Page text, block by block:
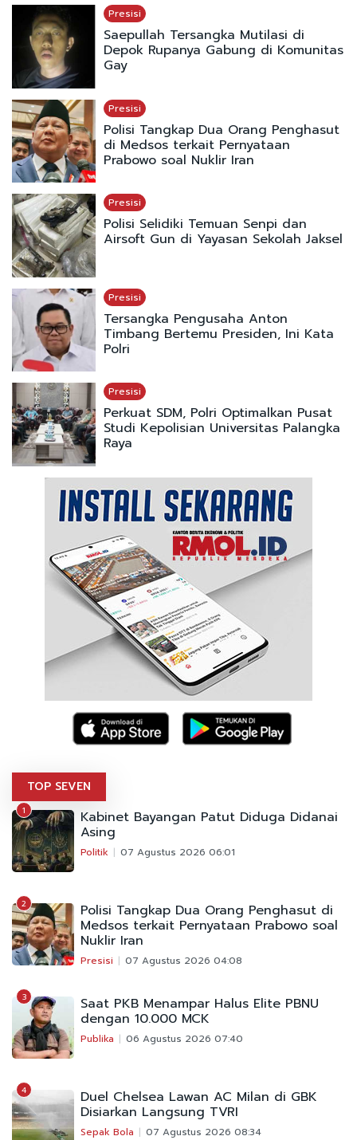
Presisi
Saepullah Tersangka Mutilasi di
Depok Rupanya Gabung di Komunitas
Gay
Presisi
Polisi Tangkap Dua Orang Penghasut
di Medsos terkait Pernyataan
Prabowo soal Nuklir Iran
Presisi
Polisi Selidiki Temuan Senpi dan
Airsoft Gun di Yayasan Sekolah Jaksel
Presisi
Tersangka Pengusaha Anton
Timbang Bertemu Presiden, Ini Kata
Polri
Presisi
Perkuat SDM, Polri Optimalkan Pusat
Studi Kepolisian Universitas Palangka
Raya
TOP SEVEN
1 Kabinet Bayangan Patut Diduga Didanai
Asing
Politik 07 Agustus 2026 06:01
2 Polisi Tangkap Dua Orang Penghasut di
Medsos terkait Pernyataan Prabowo soal
Nuklir Iran
Presisi 07 Agustus 2026 04:08
3 Saat PKB Menampar Halus Elite PBNU
dengan 10.000 MCK
Publika 06 Agustus 2026 07:40
4 Duel Chelsea Lawan AC Milan di GBK
Disiarkan Langsung TVRI
Sepak Bola 07 Agustus 2026 08:34